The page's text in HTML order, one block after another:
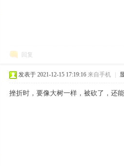
回复
发表于 2021-12-15 17:19:16 来自手机
挫折时，要像大树一样，被砍了，还